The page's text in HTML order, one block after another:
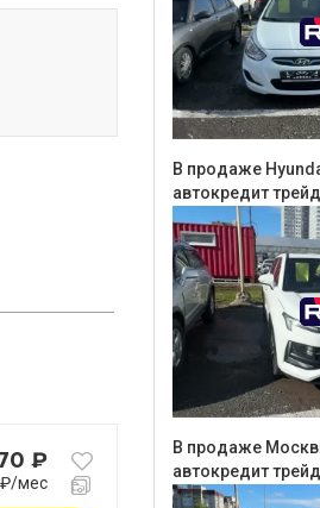
₽
₽/мес
В продаже
автокредит
В продаже
автокредит